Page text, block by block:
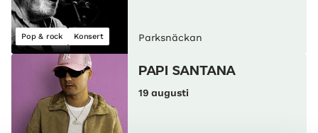
Pop & rock Konsert Parksnäckan
PAPI SANTANA
19 augusti